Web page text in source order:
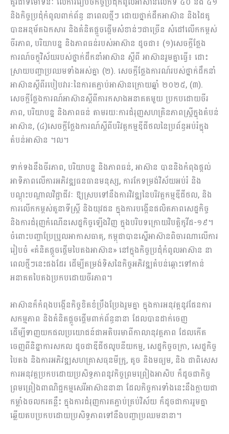
និងកិច្ចប្រជុំកំពូលពាក់ព័ន្ធ នាពេលថ្មីៗ ដោយថ្នាក់ដឹកអាស៊ាន និងដៃគូ
បានអនុម័តឯកសារ និងគំនិតផ្តួចផ្ដើមសំខាន់ៗជាច្រើន សំដៅលើកកម្ពស់
ចីរភាព, បរិយាបន្ន និងភាពធន់របស់អាស៊ាន ដូចជា៖ (១)សេចក្តីថ្លែង
ការណ៍ចក្ខុវិស័យរបស់ថ្នាក់ដឹកនាំអាស៊ាន ស្តីពី អាស៊ានរួមគ្នាធ្វើ៖ ដោះ
ស្រាយបញ្ហាប្រឈមទាំងអស់គ្នា (២). សេចក្តីថ្លែងការណ៍របស់ថ្នាក់ដឹកនាំ
អាស៊ានស្តីពីរបៀបវារៈនៃការតភ្ជាប់អាស៊ានក្រោយឆ្នាំ ២០២៥, (៣).
សេចក្តីថ្លែងការណ៍អាស៊ានស្តីពីការកសាងអនាគតមួយ ប្រកបដោយចីរ
ភាព, បរិយាបន្ន និងភាពធន់ តាមរយៈការជំរុញសហគ្រិនភាពស្ត្រីក្នុងតំបន់
អាស៊ាន, (៤)សេចក្ដីថ្លែងការណ៍ស្តីពីបរិវត្តកម្មឌីជីថលនៃប្រព័ន្ធអប់រំក្នុង
តំបន់អាស៊ាន ។ល។
ទាក់ទងនឹងចីរភាព, បរិយាបន្ន និងភាពធន់, អាស៊ាន បាននិងកំពុងផ្តល់
អាទិភាពលើការអភិវឌ្ឍធនធានមនុស្ស, ការកែទម្រង់វិស័យអប់រំ និង
បណ្តុះបណ្តាលវិជ្ជាជីវៈ ឱ្យស្របទៅនឹងការវិវឌ្ឍនៃបរិវត្តកម្មឌីជីថល, និង
ការលើកកម្ពស់តួនាទីស្ត្រី និងយុវជន ក្នុងការបង្កើនផលិតភាពសេដ្ឋកិច្ច
និងការជំរុញកំណើនសេដ្ឋកិច្ចឡើងវិញ ក្នុងបរិបទក្រោយវិបត្តិកូវីដ-១៩។
ចំពោះបញ្ហាប្រែប្រួលអាកាសធាតុ, កម្ពុជាបានស្នើអាស៊ានពិចារណាលើការ
រៀបចំ «គំនិតផ្តួចផ្តើមបៃតងអាស៊ាន» នៅក្នុងកិច្ចប្រជុំកំពូលអាស៊ាន នា
ពេលថ្មីៗនេះផងដែរ ដើម្បីតម្រង់ទិសនៃកិច្ចអភិវឌ្ឍតំបន់ឆ្ពោះទៅកាន់
អនាគតបៃតងប្រកបដោយចីរភាព។
អាស៊ានក៏កំពុងបង្កើនកិច្ចខិតខំប្រឹងប្រែងរួមគ្នា ក្នុងការអនុវត្តនូវផែនការ
សកម្មភាព និងគំនិតផ្តួចផ្តើមពាក់ព័ន្ធនានា ដែលបានដាក់ចេញ
ដើម្បីទាញយកផលប្រយោជន៍ជាអតិបរមាពីកាលានុវត្តភាព ដែលកើត
ចេញពីនិន្នាការសកល ដូចជាឌីជីថលូបនីយកម្ម, សេដ្ឋកិច្ចចក្រា, សេដ្ឋកិច្ច
បៃតង និងការអភិវឌ្ឍសហគ្រាសធុនមីក្រូ, តូច និងមធ្យម, និង ជាពិសេស
ការអនុវត្តប្រកបដោយប្រសិទ្ធភាពនូវកិច្ចព្រមព្រៀងអាសិប ក៏ដូចជាកិច្ច
ព្រមព្រៀងពាណិជ្ជកម្មសេរីអាស៊ាននានា ដែលកិច្ចការទាំងនេះនឹងក្លាយជា
កម្លាំងចលករគន្លឹះ ក្នុងការជំរុញការតភ្ជាប់គ្រប់វិស័យ ក៏ដូចជាការរួមគ្នា
ឆ្លើយតបប្រកបដោយប្រសិទ្ធភាពទៅនឹងបញ្ហាប្រឈមនានា។